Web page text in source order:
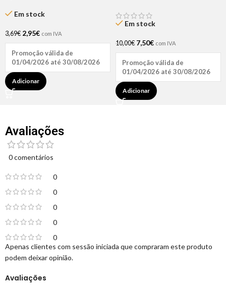
Em stock
3,69€ 2,95€ com IVA
Promoção válida de
01/04/2026 até 30/08/2026
Adicionar
Em stock
10,00€ 7,50€ com IVA
Promoção válida de
01/04/2026 até 30/08/2026
Adicionar
Avaliações
0 comentários
0
0
0
0
0
Avaliações
Apenas clientes com sessão iniciada que compraram este produto
podem deixar opinião.